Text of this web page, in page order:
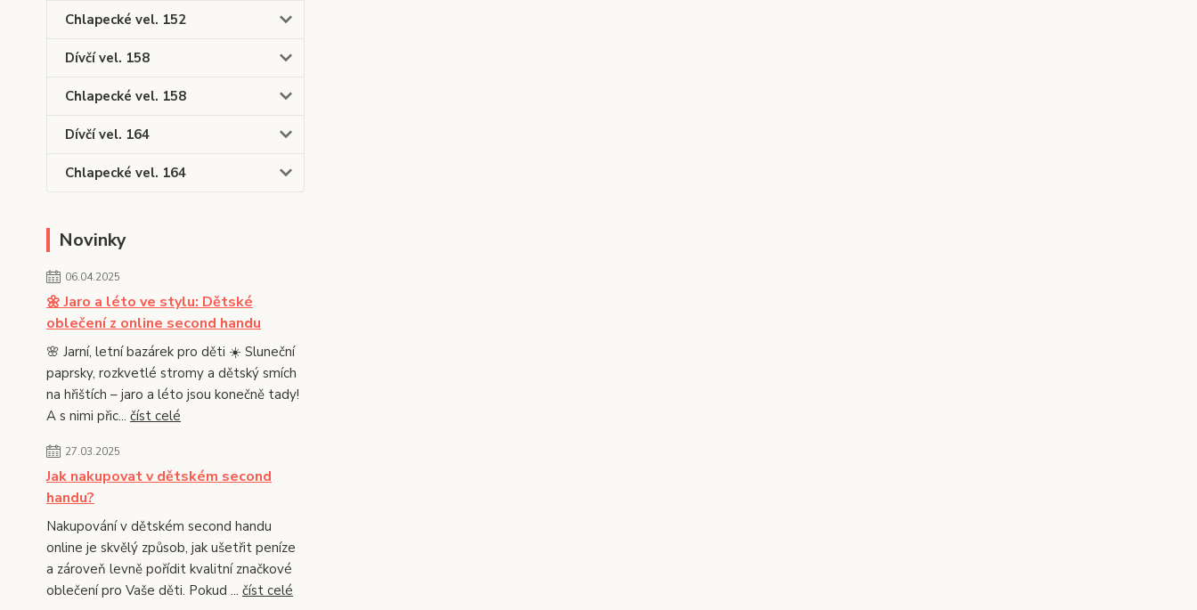
Chlapecké vel. 152
Dívčí vel. 158
Chlapecké vel. 158
Dívčí vel. 164
Chlapecké vel. 164
Novinky
06.04.2025
🌼 Jaro a léto ve stylu: Dětské
oblečení z online second handu
🌸 Jarní, letní bazárek pro děti ☀️ Sluneční
paprsky, rozkvetlé stromy a dětský smích
na hřištích – jaro a léto jsou konečně tady!
A s nimi přic... číst celé
27.03.2025
Jak nakupovat v dětském second
handu?
Nakupování v dětském second handu
online je skvělý způsob, jak ušetřit peníze
a zároveň levně pořídit kvalitní značkové
oblečení pro Vaše děti. Pokud ... číst celé